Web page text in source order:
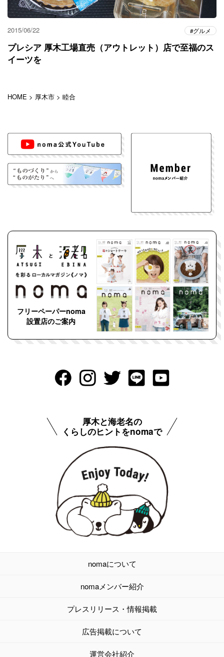
2015/06/22 グルメ
プレシア 厚木工場直売（アウトレット）店で至福のス
イーツを
HOME > 厚木市 > 睦合
フリーペーパーnoma
設置店のご案内
厚木と海老名の
くらしのヒントをnomaで
nomaについて
nomaメンバー紹介
プレスリリース・情報掲載
広告掲載について
運営会社紹介